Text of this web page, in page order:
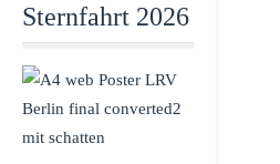
Sternfahrt 2026